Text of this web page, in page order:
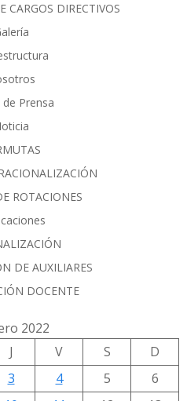
CARGOS DIRECTIVOS
Prensa
ROTACIONES
DE AUXILIARES
DOCENTE
2022
J V S
D
3 4 5
6